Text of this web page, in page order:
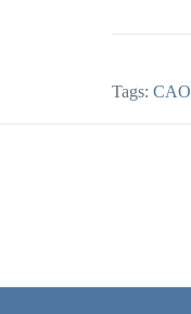
Tags: